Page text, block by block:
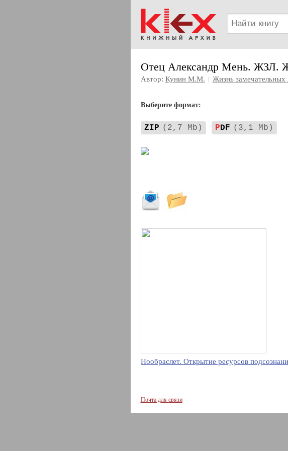
Отец Александр Мень. ЖЗЛ.
Автор: Кунин М.М. | Жизнь замечательных
Выберите формат:
ZIP (2,7 Mb) PDF (3,1 Mb)
Нообраслет. Открытие ресурсов
Почта для связи